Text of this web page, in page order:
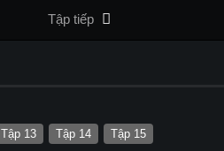
Tập tiếp
Tập 13 Tập 14 Tập 15